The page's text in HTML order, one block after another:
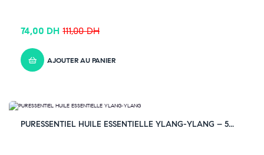
111,00DH
74,00 DH
AJOUTER AU PANIER
PURESSENTIEL HUILE ESSENTIELLE YLANG-YLANG – 5...